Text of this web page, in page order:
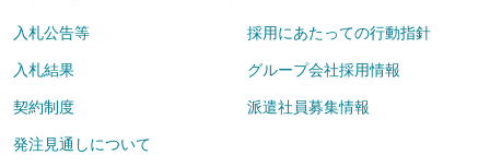
入札公告等
入札結果
契約制度
発注見通しについて
採用にあたっての行動指針
グループ会社採用情報
派遣社員募集情報